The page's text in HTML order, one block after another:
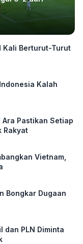
Kali Berturut-Turut
Kalah
Ara Pastikan Setiap
Rakyat
Vietnam,
Bongkar Dugaan
dan PLN Diminta